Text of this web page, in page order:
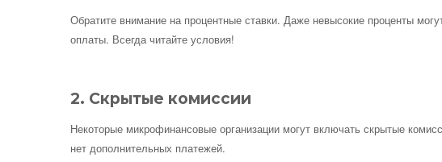
Обратите внимание на процентные ставки. Даже невысокие проценты
оплаты. Всегда читайте условия!
2. Скрытые комиссии
Некоторые микрофинансовые организации могут включать скрытые
нет дополнительных платежей.